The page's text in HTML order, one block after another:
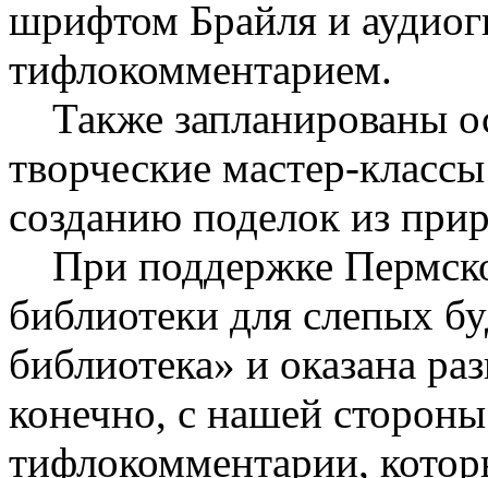
шрифтом Брайля и
тифлокомментарием.
Также запланированы
творческие мастер-
созданию поделок из
При поддержке
библиотеки для слепых
библиотека» и оказана
конечно, с нашей
тифлокомментарии,